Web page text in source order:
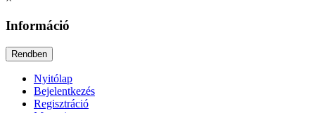
Információ
Nyitólap
Bejelentkezés
Regisztráció